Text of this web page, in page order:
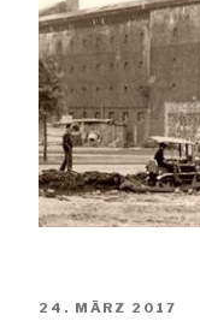
VERÖFFENTLICHT
24. MÄRZ 2017